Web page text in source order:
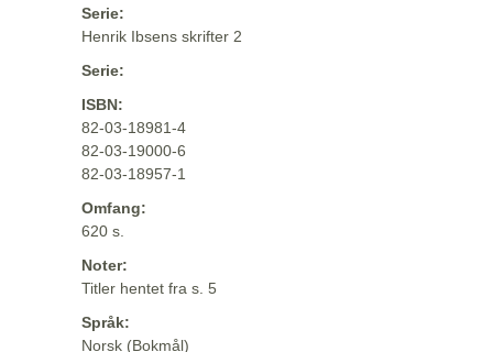
Serie:
Henrik Ibsens skrifter 2
Serie:
ISBN:
82-03-18981-4
82-03-19000-6
82-03-18957-1
Omfang:
620 s.
Noter:
Titler hentet fra s. 5
Språk:
Norsk (Bokmål)